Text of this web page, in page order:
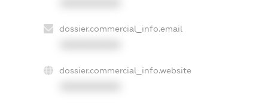
dossier.commercial_info.email
dossier.commercial_info.website